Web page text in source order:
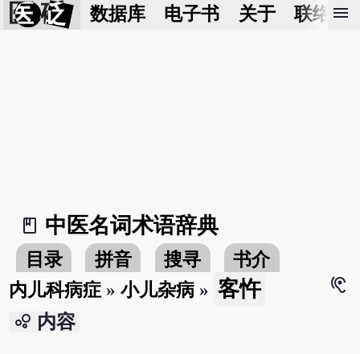
医 砭 数据库 电子书 关于 联络我
menu
book_2
中医名词术语辞典
目录 拼音 搜寻
书介
内儿科病症 »小儿杂病 » 客忤
hearing
bubble_chart 内容